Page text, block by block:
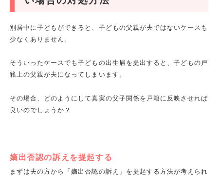
別居中に子どもができると、子どもの父親が夫ではないケースも
少なくありません。
そういったケースでも子どもの出生届を提出すると、子どもの戸
籍上の父親が夫になってしまいます。
その場合、どのようにして真実の父子関係を戸籍に反映させれば
良いのでしょうか？
嫡出否認の訴えを提起する
まずは夫の方から「嫡出否認の訴え」を提起する方法が考えられ